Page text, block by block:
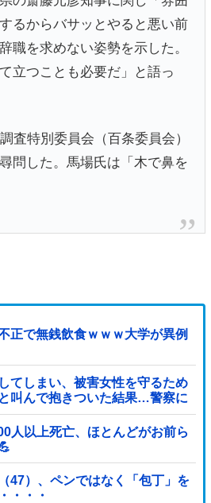
るからバサッとやると悪い前
職を求めない姿勢を示した。
立つことも必要だ」と語っ
査特別委員会（百条委員会）
問した。馬場氏は「木で鼻を
正で無銭飲食ｗｗｗ大学が異例
てしまい、被害女性を守るため
叫んで抱きついた結果…警察に
悲劇へ←機転を利かせた結果が
人以上死亡、ほとんどがお前ら
47）、ペンではなく「包丁」を
・・・